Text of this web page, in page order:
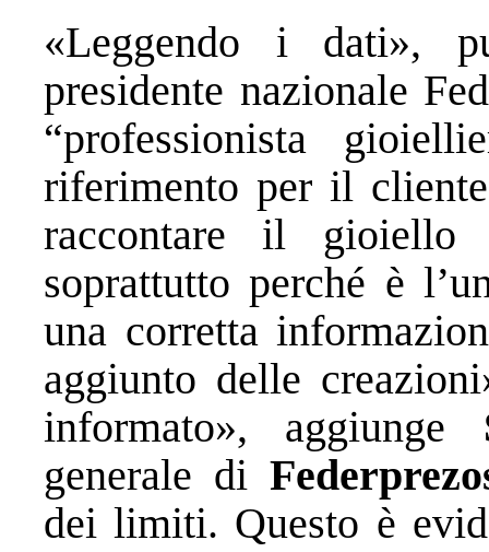
«Leggendo i dati»,
presidente nazionale
“professionista
riferimento per il
raccontare il gioiello
soprattutto perché è
una corretta
aggiunto delle
informato», aggiunge
generale di
dei limiti. Questo è